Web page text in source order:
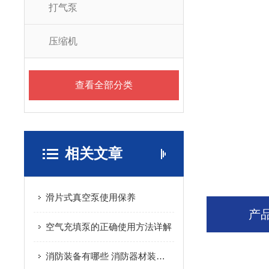
打气泵
压缩机
查看全部分类
相关文章
滑片式真空泵使用保养
空气充填泵的正确使用方法详解
消防装备有哪些 消防器材装备分为几大类
产